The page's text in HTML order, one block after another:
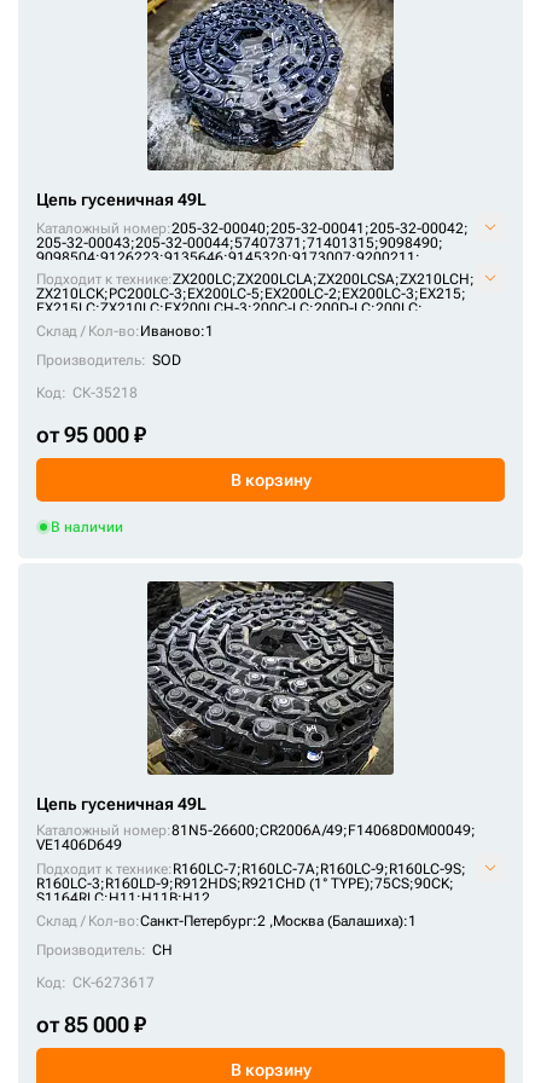
Цепь гусеничная 49L
Каталожный номер:205-32-00040;205-32-00041;205-32-00042;
205-32-00043;205-32-00044;57407371;71401315;9098490;
9098504;9126223;9135646;9145320;9173007;9200211;
AT214386;
E1569801M00049;F2242367;H2542312;JRA0417;
KM1170/49;KM64/49;P2242367F;P2542312H;SI718/49;
U10246/49;VE15690849;VKM1170/49HDV;X2442345;ZKI2242367
Подходит к технике:ZX200LC;ZX200LCLA;ZX200LCSA;ZX210LCH;
ZX210LCK;PC200LC-3;EX200LC-5;EX200LC-2;EX200LC-3;EX215;
EX215LC;ZX210LC;EX200LCH-3;200C-LC;200D-LC;200LC;
PC180LLC-3
MS230LC-3 1088HD
Склад / Кол-во:Иваново:1
Производитель: SOD
Код: СК-35218
от 95 000 ₽
В корзину
В наличии
Цепь гусеничная 49L
Каталожный номер:81N5-26600;CR2006A/49;F14068D0M00049;
VE1406D649
Подходит к технике:R160LC-7;R160LC-7A;R160LC-9;R160LC-9S;
R160LC-3;R160LD-9;R912HDS;R921CHD (1° TYPE);75CS;90CK;
S1164RLC;H11 ;H11B;H12
Склад / Кол-во:Санкт-Петербург:2 ,Москва (Балашиха):1
Производитель: CH
Код: СК-6273617
от 85 000 ₽
В корзину
TIMBERJACK
TVEX
UMG
VOLVO
WEHEAVY
WESERHUETTE
XCMG
XGMA
Xinyuan
YANMAR
ZOOMLION
АМКОДОР
КРАНЭКС
ТВЭКС
ЧЕТРА
ЭКСМАШ
VKM1170/49HDV
ZKI2242367